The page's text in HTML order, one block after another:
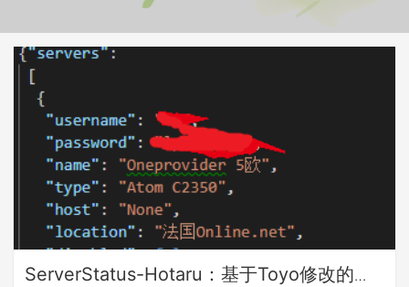
ServerStatus-Hotaru：基于Toyo修改的